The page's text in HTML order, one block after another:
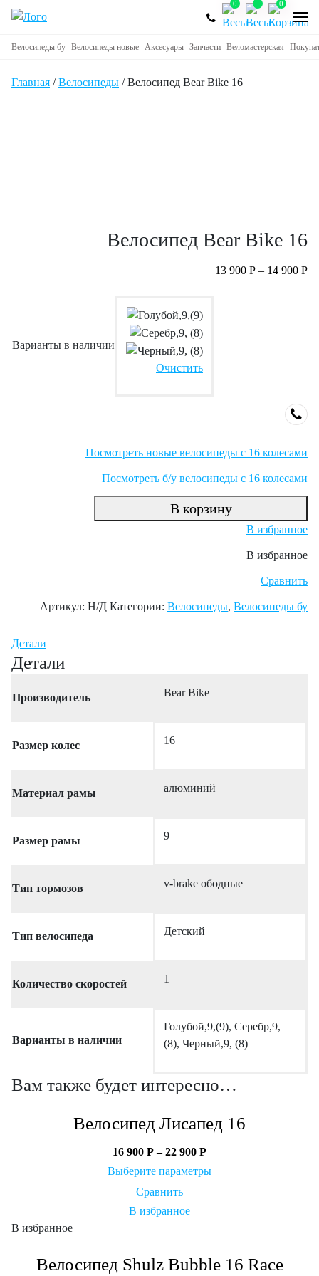
0 0
Велосипеды бу Велосипеды новые Аксесуары Запчасти Веломастерская
Главная /Велосипеды / Велосипед Bear Bike 16
Велосипед Bear Bike 16
13 900 Р – 14 900 Р
Варианты в наличии
Очистить
Посмотреть новые велосипеды с 16 колесами
Посмотреть б/у велосипеды с 16 колесами
В корзину
В избранное
В избранное
Сравнить
Артикул: Н/Д Категории: Велосипеды, Велосипеды бу
Детали
Детали
Производитель Bear Bike
Размер колес 16
Материал рамы алюминий
Размер рамы 9
Тип тормозов v-brake ободные
Тип велосипеда Детский
Количество скоростей 1
Варианты в наличии
Голубой,9,(9), Серебр,9,
(8), Черный,9, (8)
Вам также будет интересно…
Велосипед Лисапед 16
16 900 Р–22 900 Р
Выберите параметры
Сравнить
В избранное
В избранное
Велосипед Shulz Bubble 16 Race